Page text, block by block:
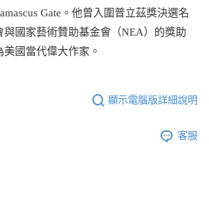
Gate。他曾入圍普立茲獎決選名
與國家藝術贊助基金會（NEA）的獎助
國當代偉大作家。
顯示電腦版詳細說明
客服